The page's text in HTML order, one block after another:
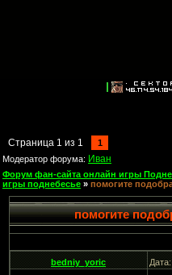
Страница 1 из 1
1
Модератор форума: Иван
Форум фан-сайта онлайн игры
игры поднебесье » помогите
помогите
bedniy_yoric